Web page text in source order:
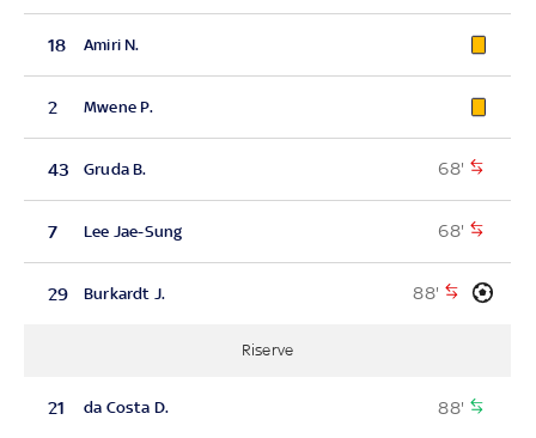
18 Amiri N.
2 Mwene P.
43 Gruda B. 68'
7 Lee Jae-Sung 68'
29 Burkardt J. 88'
Riserve
21 da Costa D. 88'